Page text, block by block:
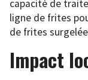
capacité de
ligne de frites
de frites
Impact